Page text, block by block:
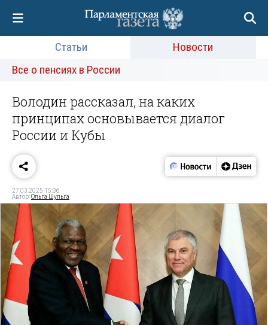
Статьи
Новости
Все о пенсиях в России
Володин рассказал, на каких
принципах основывается диалог
России и Кубы
27.03.2025 15:36
Автор:Ольга Шульга